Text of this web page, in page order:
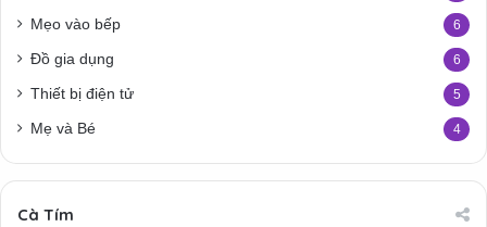
Mẹo vào bếp 6
Đồ gia dụng 6
Thiết bị điện tử 5
Mẹ và Bé 4
Cà Tím